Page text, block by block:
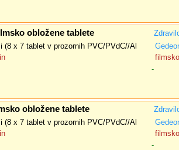
obložene tablete
(8 x 7 tablet v prozornih PVC/PVdC//Al
-
obložene tablete
(8 x 7 tablet v prozornih PVC/PVdC//Al
-